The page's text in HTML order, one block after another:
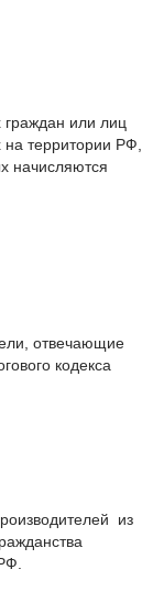
или лиц
территории РФ,
начисляются
отвечающие
кодекса
из